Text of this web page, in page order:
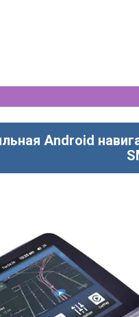
Android